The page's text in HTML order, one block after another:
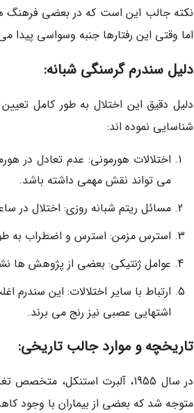
نکته جالب این است که در بعضی فرهنگ
اما وقتی این رفتارها جنبه وسواسی
دلیل سندرم گرسنگی شبانه:
دلیل دقیق این اختلال به طور کامل
شناسایی نموده اند:
اختلالات هورمونی: عدم تعادل در
می تواند نقش مهمی داشته باشد.
مسائل ریتم شبانه روزی: اختلال در
استرس مزمن: استرس و اضطراب به
عوامل ژنتیکی: بعضی از پژوهش ها
ارتباط با سایر اختلالات: این سندرم
اشتهایی عصبی نیز رنج می برند.
تاریخچه و موارد جالب تاریخی:
در سال 1955، آلبرت استنکل،
متوجه شد که بعضی از بیماران با وجود